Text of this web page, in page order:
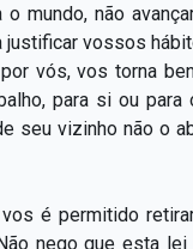
mundo, não
vossos
vós, vos torna
para si ou
seu vizinho não o
é permitido
nego que esta